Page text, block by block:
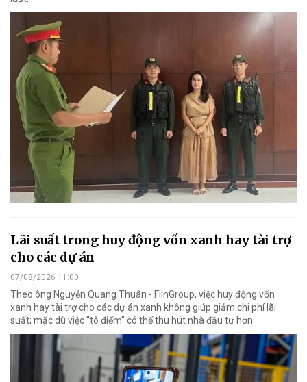
Lãi suất trong huy động vốn xanh hay tài trợ
cho các dự án
07/08/2026 11:00
Theo ông Nguyễn Quang Thuân - FiinGroup, việc huy động vốn
xanh hay tài trợ cho các dự án xanh không giúp giảm chi phí lãi
suất; mặc dù việc "tô điểm" có thể thu hút nhà đầu tư hơn.